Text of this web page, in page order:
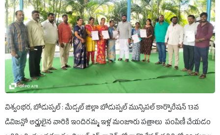
విశ్వంభర, బోడుప్పల్ : మేడ్చల్ జిల్లా బోడుప్పల్ మున్సిపల్ కార్పొరేషన్ 13వ
డివిజన్లో అర్హులైన వారికి ఇందిరమ్మ ఇళ్ల మంజూరు పత్రాలు పంపిణీ చేయడం